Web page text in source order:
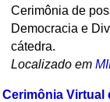
Cerimônia de
Democracia e
cátedra.
Localizado em
Cerimônia Virtual